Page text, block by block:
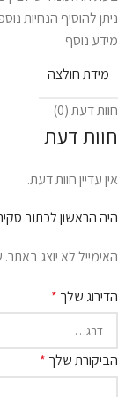
ניתן להוסיף הנחיות
מידע נוסף
מידת חולצה
חוות דעת (0)
חוות דעת
אין עדיין חוות דעת.
היה הראשון לכתוב
האימייל לא יוצג באתר.
הדירוג שלך *
הביקורת שלך *